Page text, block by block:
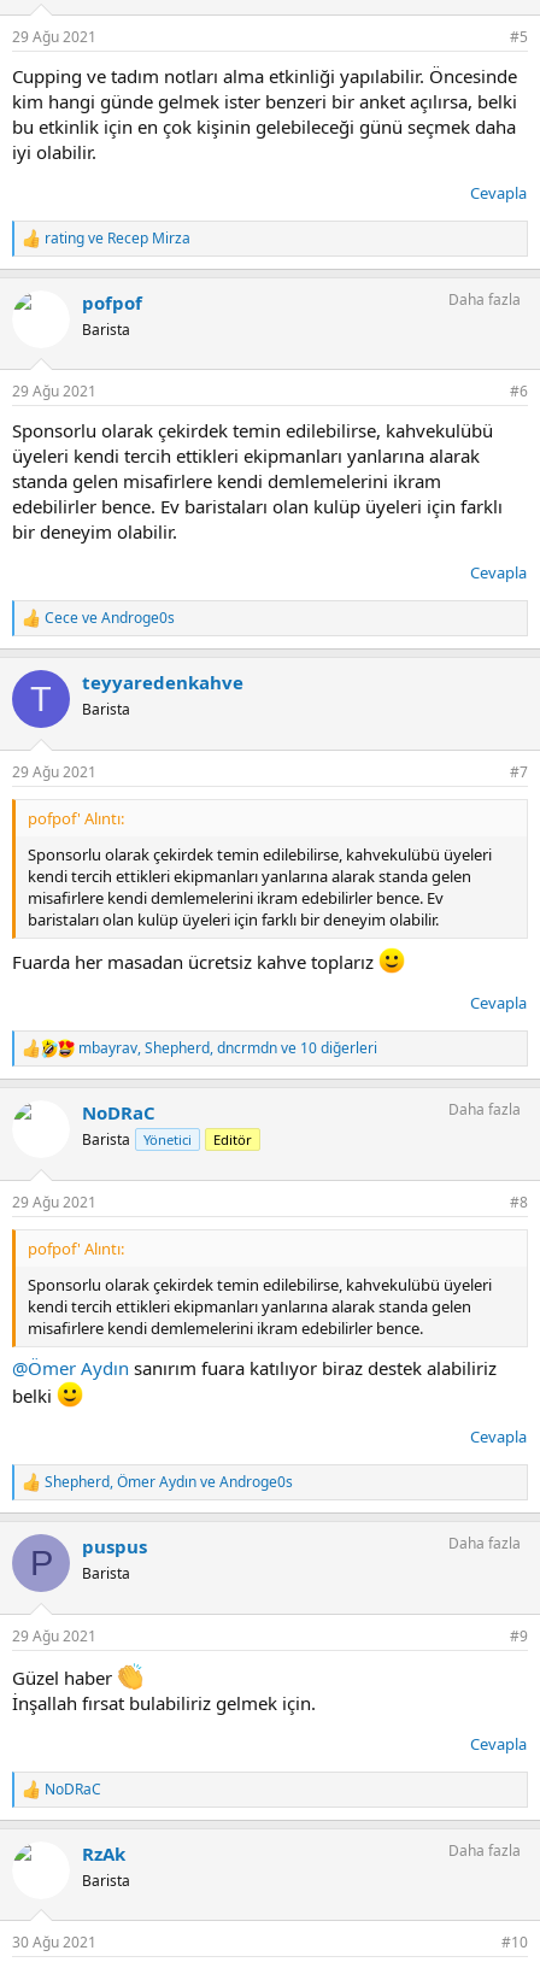
:
29 Ağu 2021 #5
Cupping ve tadım notları alma etkinliği yapılabilir. Öncesinde
kim hangi günde gelmek ister benzeri bir anket açılırsa, belki
bu etkinlik için en çok kişinin gelebileceği günü seçmek daha
iyi olabilir.
Cevapla
T
e
k
:
ratingve Recep Mirza
pofpof
Barista
Daha fazla
29 Ağu 2021 #6
Sponsorlu olarak çekirdek temin edilebilirse, kahvekulübü
üyeleri kendi tercih ettikleri ekipmanları yanlarına alarak
standa gelen misafirlere kendi demlemelerini ikram
edebilirler bence. Ev baristaları olan kulüp üyeleri için farklı
bir deneyim olabilir.
Cevapla
T
e
k
l
:
CeceveAndroge0s
T teyyaredenkahve
Barista
29 Ağu 2021 #7
pofpof' Alıntı:
Sponsorlu olarak çekirdek temin edilebilirse, kahvekulübü üyeleri
kendi tercih ettikleri ekipmanları yanlarına alarak standa gelen
misafirlere kendi demlemelerini ikram edebilirler bence. Ev
baristaları olan kulüp üyeleri için farklı bir deneyim olabilir.
Fuarda her masadan ücretsiz kahve toplarız
Cevapla
T
e
k
:
mbayrav,Shepherd,dncrmdnve 10 diğerleri
NoDRaC
Barista Yönetici Editör
Daha fazla
29 Ağu 2021 #8
pofpof' Alıntı:
Sponsorlu olarak çekirdek temin edilebilirse, kahvekulübü üyeleri
kendi tercih ettikleri ekipmanları yanlarına alarak standa gelen
misafirlere kendi demlemelerini ikram edebilirler bence.
@Ömer Aydın sanırım fuara katılıyor biraz destek alabiliriz
belki
Cevapla
T
e
k
l
:
Shepherd,Ömer AydınveAndroge0s
P puspus
Barista
Daha fazla
29 Ağu 2021 #9
Güzel haber
İnşallah fırsat bulabiliriz gelmek için.
Cevapla
T
e
k
:
NoDRaC
RzAk
Barista
Daha fazla
30 Ağu 2021 #10